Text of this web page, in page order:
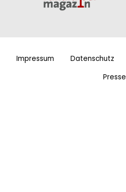
Impressum Datenschutz
Presse